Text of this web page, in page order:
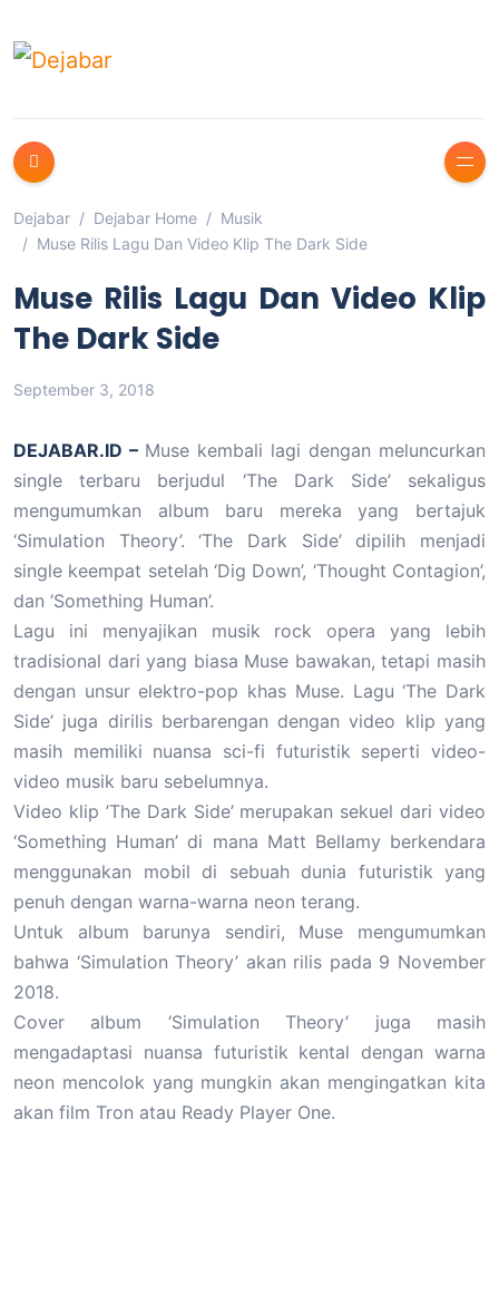
Dejabar Dejabar Home
Musik
Muse Rilis Lagu Dan Video Klip The Dark Side
Muse Rilis Lagu Dan Video Klip
The Dark Side
September 3, 2018
DEJABAR.ID – Muse kembali lagi dengan meluncurkan
single terbaru berjudul ‘The Dark Side’ sekaligus
mengumumkan album baru mereka yang bertajuk
‘Simulation Theory’. ‘The Dark Side’ dipilih menjadi
single keempat setelah ‘Dig Down’, ‘Thought Contagion’,
dan ‘Something Human’.
Lagu ini menyajikan musik rock opera yang lebih
tradisional dari yang biasa Muse bawakan, tetapi masih
dengan unsur elektro-pop khas Muse. Lagu ‘The Dark
Side’ juga dirilis berbarengan dengan video klip yang
masih memiliki nuansa sci-fi futuristik seperti video-
video musik baru sebelumnya.
Video klip ’The Dark Side’ merupakan sekuel dari video
‘Something Human’ di mana Matt Bellamy berkendara
menggunakan mobil di sebuah dunia futuristik yang
penuh dengan warna-warna neon terang.
Untuk album barunya sendiri, Muse mengumumkan
bahwa ‘Simulation Theory’ akan rilis pada 9 November
2018.
Cover album ‘Simulation Theory’ juga masih
mengadaptasi nuansa futuristik kental dengan warna
neon mencolok yang mungkin akan mengingatkan kita
akan film Tron atau Ready Player One.